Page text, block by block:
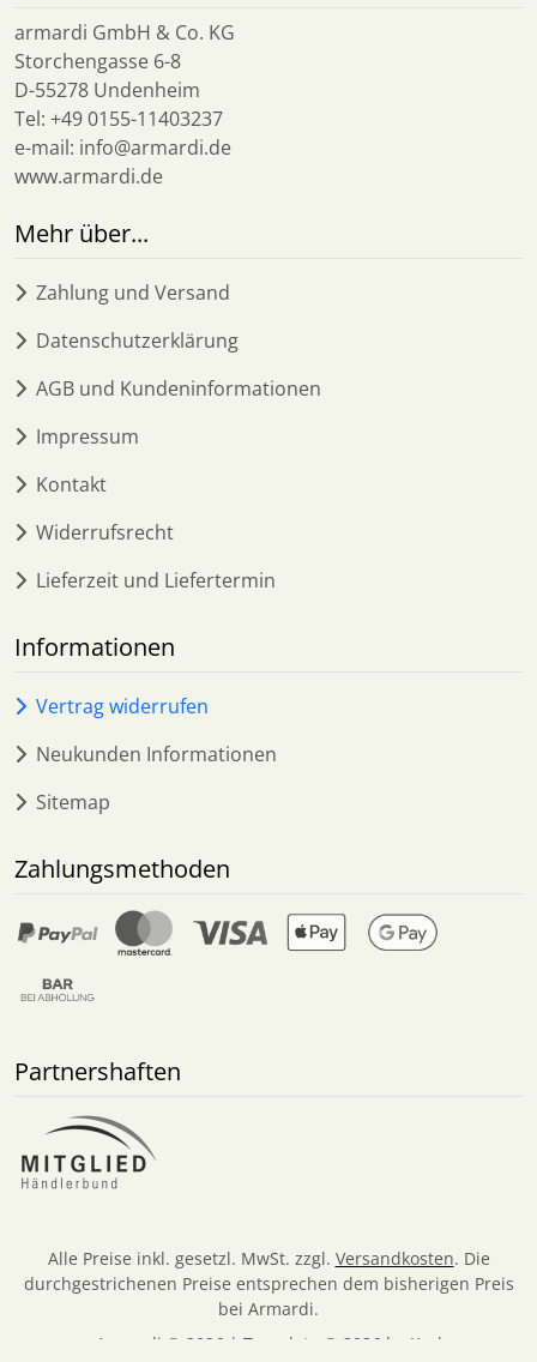
armardi GmbH & Co. KG
Storchengasse 6-8
D-55278 Undenheim
Tel: +49 0155-11403237
e-mail: info@armardi.de
www.armardi.de
Mehr über...
Zahlung und Versand
Datenschutzerklärung
AGB und Kundeninformationen
Impressum
Kontakt
Widerrufsrecht
Lieferzeit und Liefertermin
Informationen
Vertrag widerrufen
Neukunden Informationen
Sitemap
Zahlungsmethoden
Partnershaften
Alle Preise inkl. gesetzl. MwSt. zzgl. Versandkosten. Die
durchgestrichenen Preise entsprechen dem bisherigen Preis
bei Armardi.
Armardi © 2026 | Template © 2026 by Karl